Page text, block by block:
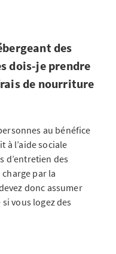
des
dois-je prendre
de nourriture
au bénéfice
à l’aide sociale
d’entretien des
par la
donc assumer
vous logez des